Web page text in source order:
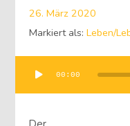
26. März 2020
Markiert als:Leben/
Player
00:00